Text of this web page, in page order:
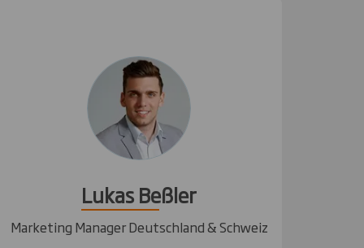
Lukas Beßler
Marketing Manager Deutschland & Schweiz